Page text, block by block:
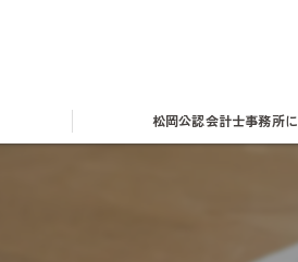
松岡公認会計士事務所